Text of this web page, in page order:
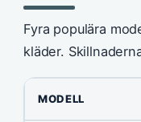
Fyra populära
kläder.
MODELL